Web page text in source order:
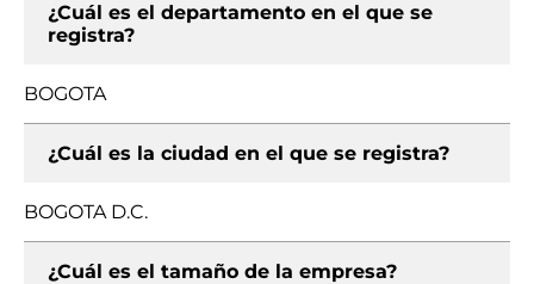
¿Cuál es el departamento en el que se
registra?
BOGOTA
¿Cuál es la ciudad en el que se registra?
BOGOTA D.C.
¿Cuál es el tamaño de la empresa?